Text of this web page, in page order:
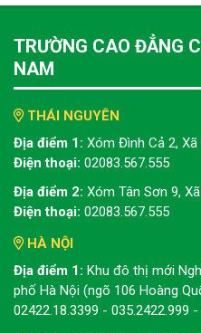
TRƯỜNG CAO ĐẲNG
NAM
THÁI NGUYÊN
Địa điểm 1: Xóm Đình Cả 2,
Điện thoại: 02083.567.555
Địa điểm 2: Xóm Tân Sơn 9,
Điện thoại: 02083.567.555
HÀ NỘI
Địa điểm 1: Khu đô thị mới
phố Hà Nội (ngõ 106 Hoàng
02422.18.3399 - 035.2422.999